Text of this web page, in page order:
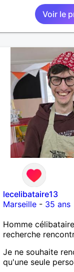
Voir le
lecelibataire13
Marseille - 35 ans
Homme
recherche
Je ne souhaite
qu'une seule